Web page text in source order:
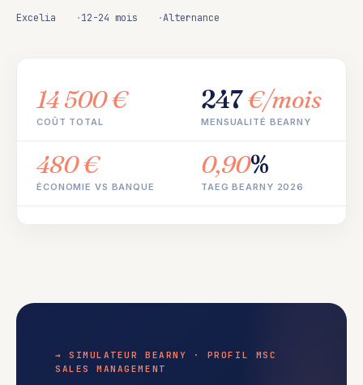
Excelia 12-24 mois Alternance
14 500 €
COÛT TOTAL
247€/mois
MENSUALITÉ BEARNY
480 €
ÉCONOMIE VS BANQUE
0,90%
TAEG BEARNY 2026
→ SIMULATEUR BEARNY · PROFIL MSC
SALES MANAGEMENT